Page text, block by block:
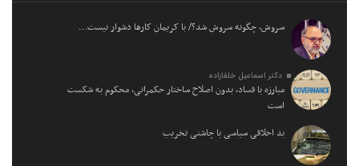
سروش، چگونه سروش شد؟/ با کریمان کارها دشوار نیست…
دکتر اسماعیل خلفازاده
مبارزه با فساد، بدون اصلاح ساختار حکمرانی، محکوم به شکست
است
بد اخلاقی سیاسی با چاشنی تخریب